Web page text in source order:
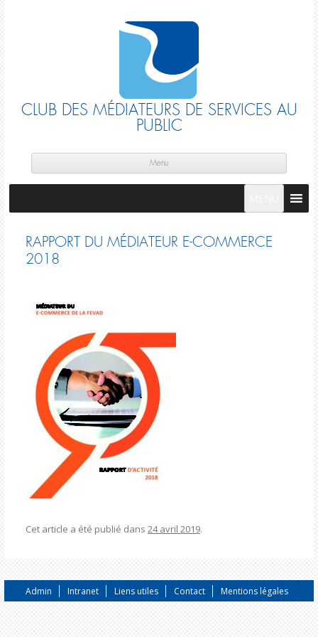
CLUB DES MÉDIATEURS DE SERVICES AU
PUBLIC
Menu
RAPPORT DU MÉDIATEUR E-COMMERCE
2018
Cet article a été publié dans 24 avril 2019.
Admin Intranet Liens utiles Contact Mentions légales